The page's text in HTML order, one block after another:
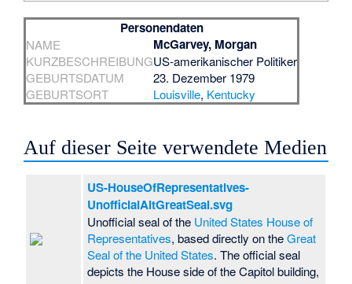
Personendaten
NAME McGarvey, Morgan
KURZBESCHREIBUNGUS-amerikanischer Politiker
GEBURTSDATUM
23. Dezember 1979
GEBURTSORT
Louisville, Kentucky
Auf dieser Seite verwendete Medien
US-HouseOfRepresentatives-
UnofficialAltGreatSeal.svg
Unofficial seal of the United States House of
Representatives, based directly on theGreat
Seal of the United States. The official seal
depicts the House side of the Capitol building,